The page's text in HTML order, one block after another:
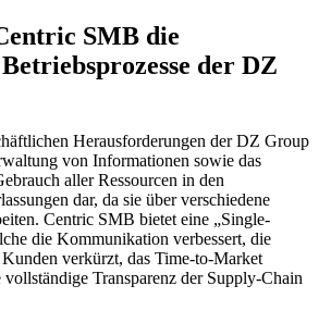
SMB die
der DZ
Herausforderungen der DZ Group
von Informationen sowie das
aller Ressourcen in den
dar, da sie über verschiedene
Centric SMB bietet eine „Single-
die Kommunikation verbessert, die
verkürzt, das Time-to-Market
Transparenz der Supply-Chain